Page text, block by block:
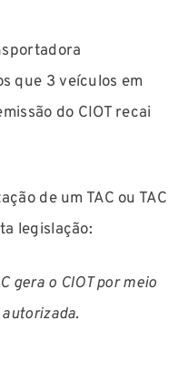
que 3 veículos em
do CIOT recai
de um TAC ou TAC
legislação:
gera o CIOT por meio